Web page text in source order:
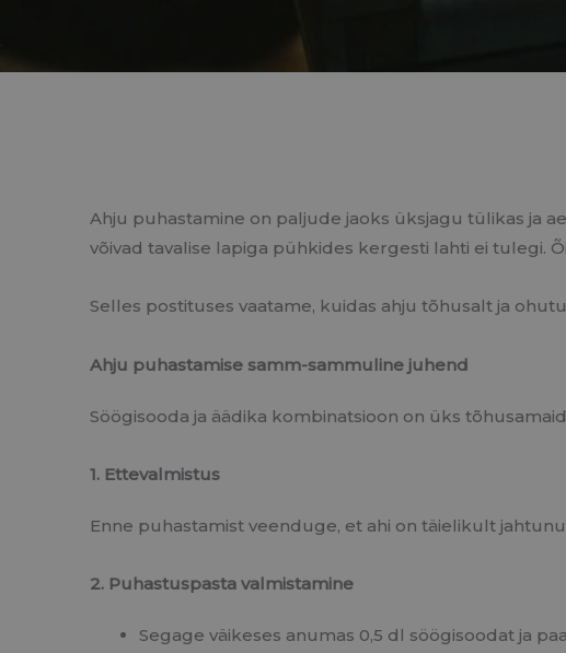
Ahju puhastamine on paljude jaoks üksjagu tülikas ja
võivad tavalise lapiga pühkides kergesti lahti ei tulegi.
Selles postituses vaatame, kuidas ahju tõhusalt ja
Ahju puhastamise samm-sammuline juhend
Söögisooda ja äädika kombinatsioon on üks
1. Ettevalmistus
Enne puhastamist veenduge, et ahi on täielikult
2. Puhastuspasta valmistamine
Segage väikeses anumas 0,5 dl söögisoodat ja